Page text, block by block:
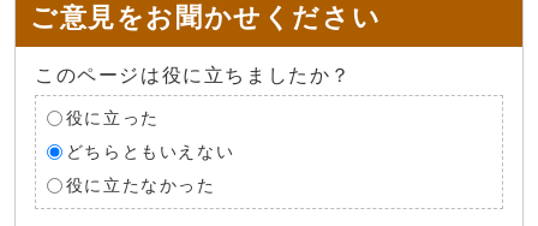
ご意見をお聞かせください
このページは役に立ちましたか？
役に立った
どちらともいえない
役に立たなかった